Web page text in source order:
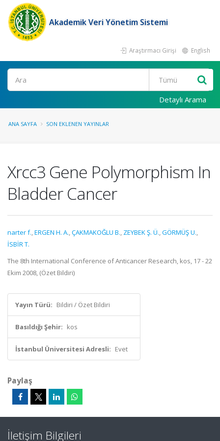
Akademik Veri Yönetim Sistemi
Araştırmacı Girişi English
Ara
Detaylı Arama
ANA SAYFA SON EKLENEN YAYINLAR
Xrcc3 Gene Polymorphism In
Bladder Cancer
narter f.,ERGEN H. A.,ÇAKMAKOĞLU B., ZEYBEK Ş. Ü.,GÖRMÜŞ U.,
İSBİR T.
The 8th International Conference of Anticancer Research, kos, 17 - 22
Ekim 2008, (Özet Bildiri)
Yayın Türü: Bildiri / Özet Bildiri
Basıldığı Şehir: kos
İstanbul Üniversitesi Adresli: Evet
Paylaş
İletişim Bilgileri